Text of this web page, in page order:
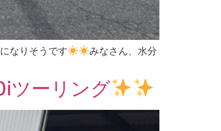
なりそうです
みなさん、水分
ツーリング